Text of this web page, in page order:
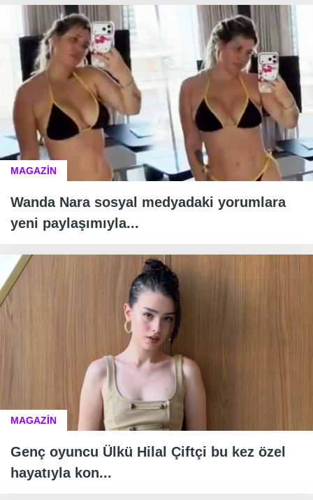
MAGAZİN
Wanda Nara sosyal medyadaki yorumlara
yeni paylaşımıyla...
MAGAZİN
Genç oyuncu Ülkü Hilal Çiftçi bu kez özel
hayatıyla kon...